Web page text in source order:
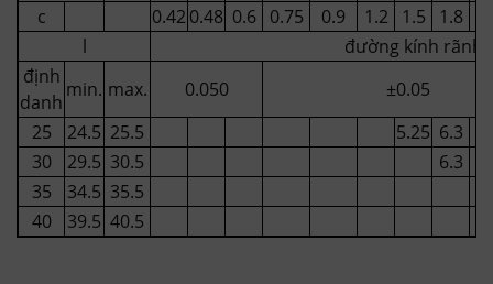
c
0.42 0.48 0.6 0.75 0.9 1.2 1.5 1.8
l
đường kính rãnh
định
danh
min. max. 0.050
±0.05
25
24.5 25.5 5.25 6.3
30
29.5 30.5 6.3
35
34.5 35.5
40
39.5 40.5